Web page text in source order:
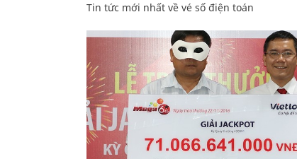
Tin tức mới nhất về vé số điện toán